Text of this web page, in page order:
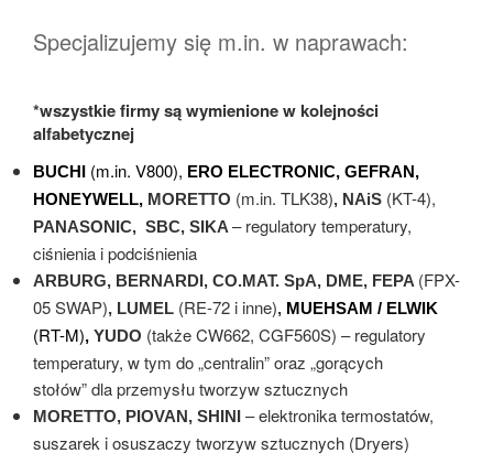
Specjalizujemy się m.in. w naprawach:
*wszystkie firmy są wymienione w kolejności
alfabetycznej
BUCHI (m.in. V800), ERO ELECTRONIC, GEFRAN,
HONEYWELL, MORETTO (m.in. TLK38), NAiS (KT-4),
PANASONIC, SBC, SIKA – regulatory temperatury,
ciśnienia i podciśnienia
ARBURG, BERNARDI, CO.MAT. SpA, DME, FEPA (FPX-
05 SWAP), LUMEL (RE-72 i inne), MUEHSAM / ELWIK
(RT-M), YUDO (także CW662, CGF560S) – regulatory
temperatury, w tym do „centralin” oraz „gorących
stołów” dla przemysłu tworzyw sztucznych
MORETTO, PIOVAN, SHINI – elektronika termostatów,
suszarek i osuszaczy tworzyw sztucznych (Dryers)